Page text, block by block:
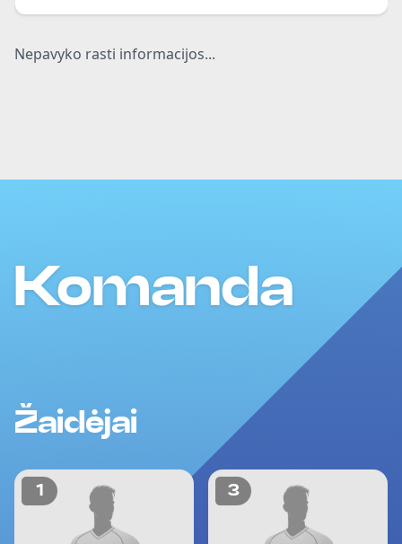
Nepavyko rasti informacijos...
Komanda
Žaidėjai
1 3